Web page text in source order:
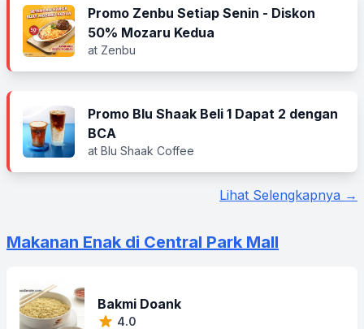
Promo Zenbu Setiap Senin - Diskon
50% Mozaru Kedua
at Zenbu
Promo Blu Shaak Beli 1 Dapat 2 dengan
BCA
at Blu Shaak Coffee
Lihat Selengkapnya →
Makanan Enak di Central Park Mall
Bakmi Doank
4.0